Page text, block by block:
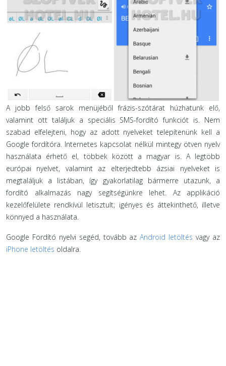
A jobb felső sarok menüjéből frázis-szótárat húzhatunk elő,
valamint ott találjuk a speciális SMS-fordító funkciót is. Nem
szabad elfelejteni, hogy az adott nyelveket telepítenünk kell a
Google fordítóra. Internetes kapcsolat nélkül mintegy ötven nyelv
használata érhető el, többek között a magyar is. A legtöbb
európai nyelvet, valamint az elterjedtebb ázsiai nyelveket is
megtaláljuk a listában, így gyakorlatilag bármerre utazunk, a
fordító alkalmazás nagy segítségünkre lehet. Az applikáció
kezelőfelülete rendkívül letisztult; igényes és áttekinthető, illetve
könnyed a használata.
Google Fordító nyelvi segéd, tovább azAndroid letöltés vagy az
iPhone letöltés oldalra.